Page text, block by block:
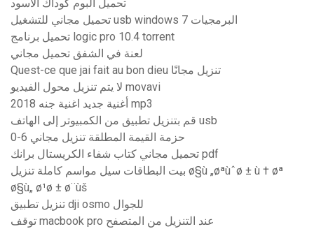
تحميل ألبوم كوداك الأسود
تحميل مجاني للتشغيل usb windows 7 البرمجيات
تحميل برنامج logic pro 10.4 torrent
لعنة في الشفق تحميل مجاني
Quest-ce que jai fait au bon dieu تنزيل مجانًا
لا يتم تنزيل محول الفيديو movavi
أغنية جديد اغنية جنه 2018 mp3
قم بتنزيل تطبيق من الكمبيوتر إلى الهاتف usb
0-6 حزمة القيمة المطلقة تنزيل مجاني
تحميل مجاني كتاب شفاء الكريستال برانك pdf
بيت البطاقات سيل مواسم كاملة تنزيل ø§ù „øªùˆø ± ù † øª
ø§ù„ ø¹ø ± ø¨ùš
تنزيل تطبيق dji osmo للجوال
توقف macbook pro عند التنزيل من المتصفح